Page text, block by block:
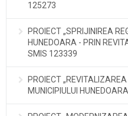
125273
PROIECT „SPRIJINIREA
HUNEDOARA - PRIN
SMIS 123339
PROIECT
MUNICIPIULUI